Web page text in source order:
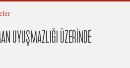
UYUŞMAZLIĞI ÜZERİNDE